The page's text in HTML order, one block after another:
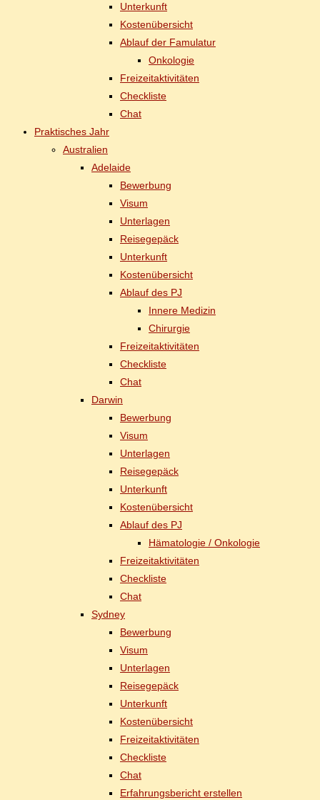
Un­ter­kunft
Kos­ten­über­sicht
Ab­lauf der Famulatur
On­ko­lo­gie
Frei­zeit­ak­ti­vi­tä­ten
Check­lis­te
Chat
Prak­ti­sches Jahr
Aus­tra­li­en
Ade­lai­de
Be­wer­bung
Vi­sum
Un­ter­la­gen
Rei­se­ge­päck
Un­ter­kunft
Kos­ten­über­sicht
Ab­lauf des PJ
In­ne­re Medizin
Chir­ur­gie
Frei­zeit­ak­ti­vi­tä­ten
Check­lis­te
Chat
Dar­win
Be­wer­bung
Vi­sum
Un­ter­la­gen
Rei­se­ge­päck
Un­ter­kunft
Kos­ten­über­sicht
Ab­lauf des PJ
Hä­ma­to­lo­gie / Onkologie
Frei­zeit­ak­ti­vi­tä­ten
Check­lis­te
Chat
Syd­ney
Be­wer­bung
Vi­sum
Un­ter­la­gen
Rei­se­ge­päck
Un­ter­kunft
Kos­ten­über­sicht
Frei­zeit­ak­ti­vi­tä­ten
Check­lis­te
Chat
Er­fah­rungs­be­richt erstellen